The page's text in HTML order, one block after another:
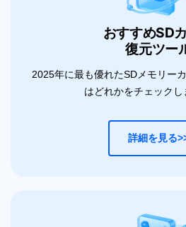
おすすめSD
復元ツー
2025年に最も優れたSDメモリー
はどれかをチェックし
詳細を見る